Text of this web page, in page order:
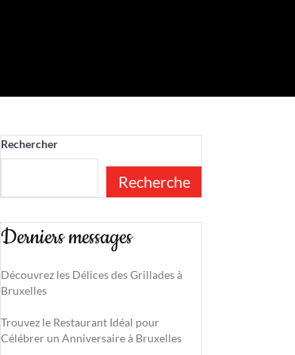
Rechercher
Recherche
Derniers messages
Découvrez les Délices des Grillades à
Bruxelles
Trouvez le Restaurant Idéal pour
Célébrer un Anniversaire à Bruxelles